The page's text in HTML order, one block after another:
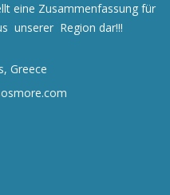
eine Zusammenfassung für
unserer Region dar!!!
Greece